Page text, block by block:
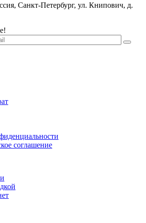
Санкт-Петербург, ул. Книпович, д.
соглашение